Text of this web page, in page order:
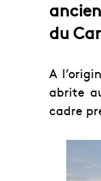
du
A
abrite
cadre